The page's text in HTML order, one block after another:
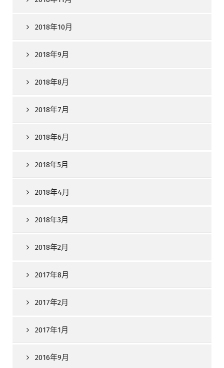
2018年10月
2018年9月
2018年8月
2018年7月
2018年6月
2018年5月
2018年4月
2018年3月
2018年2月
2017年8月
2017年2月
2017年1月
2016年9月